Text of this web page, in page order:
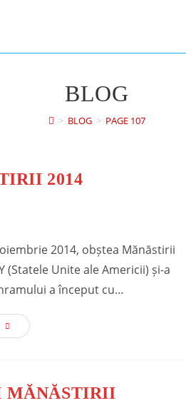
BLOG
> BLOG > PAGE 107
2014
2014, obștea Mănăstirii
(Statele Unite ale Americii) și-a
a început cu…
Hramul
MĂNĂSTIRII